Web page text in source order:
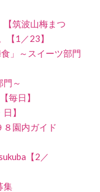
筑波山梅まつ
【1／23】
」～スイーツ部門
～
毎日】
】
園内ガイド
【2／
集